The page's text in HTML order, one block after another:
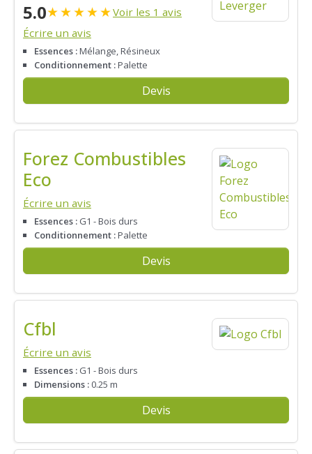
5.0★★★★★Voir les 1 avis
Écrire un avis
Essences :Mélange, Résineux
Conditionnement :Palette
Devis
Forez Combustibles
Eco
Écrire un avis
Essences : G1 - Bois durs
Conditionnement :Palette
Devis
Cfbl
Écrire un avis
Essences : G1 - Bois durs
Dimensions : 0.25 m
Devis